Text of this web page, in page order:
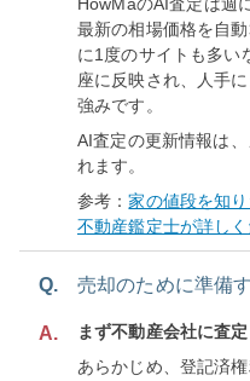
最新の相場価格を自
に1度のサイトも多い
座に反映され、人手
強みです。
AI査定の更新情報は
れます。
参考：家の値段を知
不動産鑑定士が詳しく
Q. 売却のために準備
A.
まず不動産会社に査定
あらかじめ、登記済